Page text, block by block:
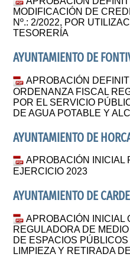
MODIFICACIÓN DE
Nº.: 2/2022, POR
TESORERÍA
AYUNTAMIENTO DE
APROBACIÓN
ORDENANZA FISCAL
POR EL SERVICIO
DE AGUA POTABLE Y
AYUNTAMIENTO DE
APROBACIÓN INICIAL
EJERCICIO 2023
AYUNTAMIENTO DE
APROBACIÓN INICIAL
REGULADORA DE
DE ESPACIOS
LIMPIEZA Y RETIRADA